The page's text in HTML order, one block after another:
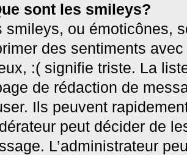
sont les smileys?
smileys, ou émoticônes,
des sentiments
:( signifie triste. La
de rédaction de
Ils peuvent
peut décider de
L’administrateur